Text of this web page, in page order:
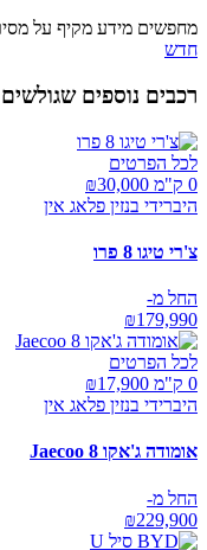
מחפשים מידע מקיף על
חדש
רכבים נוספים
לכל הפרטים
0 ק"מ ₪
30,000
היברידי בנזין פלאג אין
צ'רי טיגו 8 פרו
החל מ-
₪179,990
לכל הפרטים
0 ק"מ ₪
17,900
היברידי בנזין פלאג אין
אומודה ג'אקו Jaecoo 8
החל מ-
₪229,900